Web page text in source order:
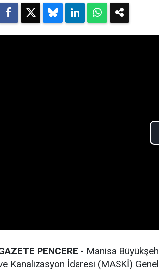
PENCERE - Manisa
Kanalizasyon İdaresi (MASKİ)